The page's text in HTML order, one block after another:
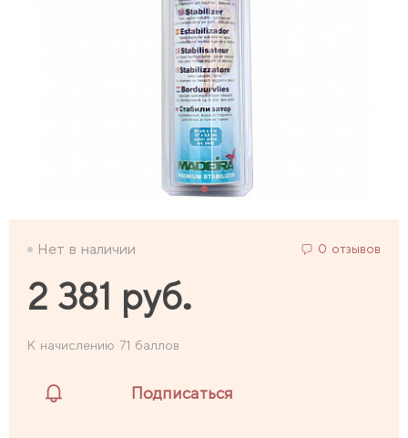
Нет в наличии 0 отзывов
2 381 руб.
К начислению 71 баллов
Подписаться